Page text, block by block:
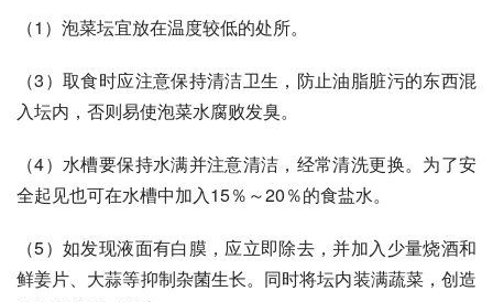
（1）泡菜坛宜放在温度较低的处所。
（3）取食时应注意保持清洁卫生，防止油脂脏污的东西混
入坛内，否则易使泡菜水腐败发臭。
（4）水槽要保持水满并注意清洁，经常清洗更换。为了安
全起见也可在水槽中加入15％～20％的食盐水。
（5）如发现液面有白膜，应立即除去，并加入少量烧酒和
鲜姜片、大蒜等抑制杂菌生长。同时将坛内装满蔬菜，创造